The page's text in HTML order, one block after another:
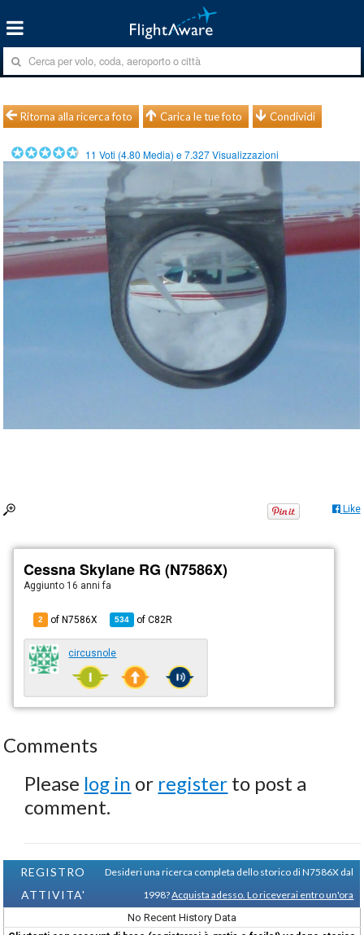
Ritorna alla ricerca foto Carica le tue foto Condividi
11 Voti (4.80 Media) e7.327Visualizzazioni
Like
Cessna Skylane RG (N7586X)
Aggiunto 16 anni fa
2 of N7586X 534 ofC82R
circusnole
Comments
Please log in or register to post a
comment.
REGISTRO
ATTIVITA'
Desideri una ricerca completa dello storico di N7586X dal
1998?Acquista adesso. Lo riceverai entro un'ora
No Recent History Data